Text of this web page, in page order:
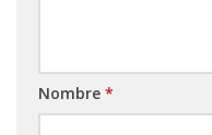
Nombre *